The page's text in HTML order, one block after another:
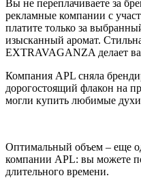
Вы не переплачиваете за
рекламные компании с
платите только за
изысканный аромат.
EXTRAVAGANZA делает
Компания APL сняла
дорогостоящий флакон на
могли купить любимые
Оптимальный объем – еще
компании APL: вы можете
длительного времени.